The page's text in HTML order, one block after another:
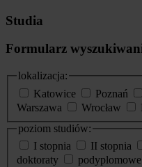
Studia
Formularz
lokalizacja:
Katowice
Poznań
Warszawa
Wrocław
poziom studiów:
I stopnia
II stopnia
doktoraty
podyplomowe